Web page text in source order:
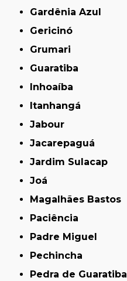
Gardênia Azul
Gericinó
Grumari
Guaratiba
Inhoaíba
Itanhangá
Jabour
Jacarepaguá
Jardim Sulacap
Joá
Magalhães Bastos
Paciência
Padre Miguel
Pechincha
Pedra de Guaratiba